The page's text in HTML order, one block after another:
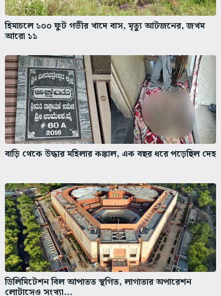
হিমাচলে ১০০ ফুট গভীর খাদে বাস, মৃত্যু আটজনের, জখম
আরো ১১
বাড়ি থেকে উদ্ধার মহিলার কঙ্কাল, এক বছর ধরে পড়েছিল দেহ
ডিলিমিটেশন বিল আপাতত স্থগিত, লাগাতার অপারেশন
লোটাসেও সংখ্যা...